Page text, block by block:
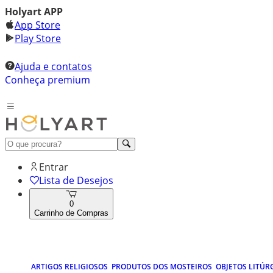
Holyart APP
App Store
Play Store
Ajuda e contatos
Conheça premium
Entrar
Lista de Desejos
0
Carrinho de Compras
ARTIGOS RELIGIOSOS PRODUTOS DOS MOSTEIROS OBJETOS